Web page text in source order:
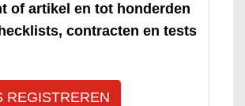
of artikel en tot honderden
contracten en tests
REGISTREREN